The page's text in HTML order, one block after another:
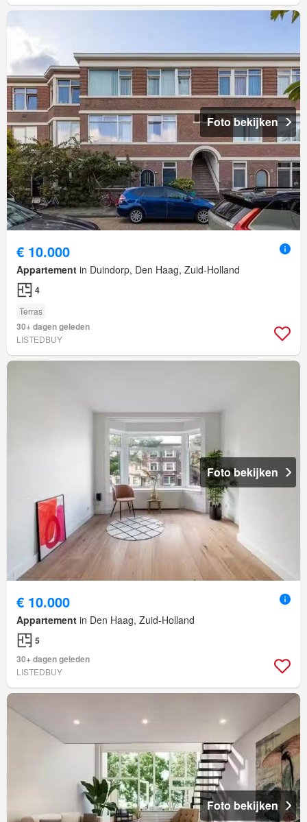
Foto bekijken
€ 10.000
Appartement in Duindorp, Den Haag, Zuid-Holland
4
Terras
30+ dagen geleden
LISTEDBUY
Foto bekijken
€ 10.000
Appartement in Den Haag, Zuid-Holland
5
30+ dagen geleden
LISTEDBUY
Foto bekijken